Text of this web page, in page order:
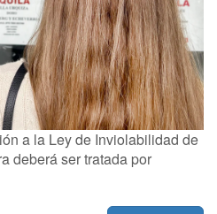
a la Ley de Inviolabilidad de
deberá ser tratada por